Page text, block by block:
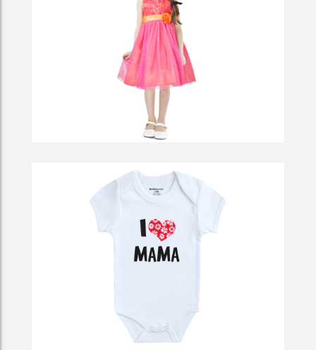
Occasionally The First Oration
So To Deliberately Render